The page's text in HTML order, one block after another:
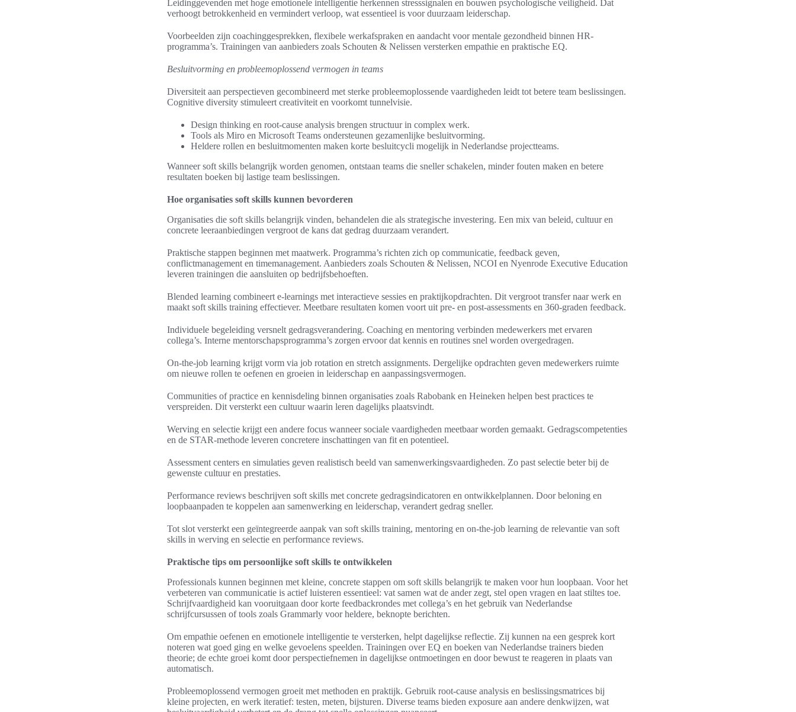
Leidinggevenden met hoge emotionele intelligentie herkennen stresssignalen en bouwen psychologische veiligheid. Dat
verhoogt betrokkenheid en vermindert verloop, wat essentieel is voor duurzaam leiderschap.
Voorbeelden zijn coachinggesprekken, flexibele werkafspraken en aandacht voor mentale gezondheid binnen HR-
programma’s. Trainingen van aanbieders zoals Schouten & Nelissen versterken empathie en praktische EQ.
Besluitvorming en probleemoplossend vermogen in teams
Diversiteit aan perspectieven gecombineerd met sterke probleemoplossende vaardigheden leidt tot betere team beslissingen.
Cognitive diversity stimuleert creativiteit en voorkomt tunnelvisie.
Design thinking en root-cause analysis brengen structuur in complex werk.
Tools als Miro en Microsoft Teams ondersteunen gezamenlijke besluitvorming.
Heldere rollen en besluitmomenten maken korte besluitcycli mogelijk in Nederlandse projectteams.
Wanneer soft skills belangrijk worden genomen, ontstaan teams die sneller schakelen, minder fouten maken en betere
resultaten boeken bij lastige team beslissingen.
Hoe organisaties soft skills kunnen bevorderen
Organisaties die soft skills belangrijk vinden, behandelen die als strategische investering. Een mix van beleid, cultuur en
concrete leeraanbiedingen vergroot de kans dat gedrag duurzaam verandert.
Praktische stappen beginnen met maatwerk. Programma’s richten zich op communicatie, feedback geven,
conflictmanagement en timemanagement. Aanbieders zoals Schouten & Nelissen, NCOI en Nyenrode Executive Education
leveren trainingen die aansluiten op bedrijfsbehoeften.
Blended learning combineert e-learnings met interactieve sessies en praktijkopdrachten. Dit vergroot transfer naar werk en
maakt soft skills training effectiever. Meetbare resultaten komen voort uit pre- en post-assessments en 360-graden feedback.
Individuele begeleiding versnelt gedragsverandering. Coaching en mentoring verbinden medewerkers met ervaren
collega’s. Interne mentorschapsprogramma’s zorgen ervoor dat kennis en routines snel worden overgedragen.
On-the-job learning krijgt vorm via job rotation en stretch assignments. Dergelijke opdrachten geven medewerkers ruimte
om nieuwe rollen te oefenen en groeien in leiderschap en aanpassingsvermogen.
Communities of practice en kennisdeling binnen organisaties zoals Rabobank en Heineken helpen best practices te
verspreiden. Dit versterkt een cultuur waarin leren dagelijks plaatsvindt.
Werving en selectie krijgt een andere focus wanneer sociale vaardigheden meetbaar worden gemaakt. Gedragscompetenties
en de STAR-methode leveren concretere inschattingen van fit en potentieel.
Assessment centers en simulaties geven realistisch beeld van samenwerkingsvaardigheden. Zo past selectie beter bij de
gewenste cultuur en prestaties.
Performance reviews beschrijven soft skills met concrete gedragsindicatoren en ontwikkelplannen. Door beloning en
loopbaanpaden te koppelen aan samenwerking en leiderschap, verandert gedrag sneller.
Tot slot versterkt een geïntegreerde aanpak van soft skills training, mentoring en on-the-job learning de relevantie van soft
skills in werving en selectie en performance reviews.
Praktische tips om persoonlijke soft skills te ontwikkelen
Professionals kunnen beginnen met kleine, concrete stappen om soft skills belangrijk te maken voor hun loopbaan. Voor het
verbeteren van communicatie is actief luisteren essentieel: vat samen wat de ander zegt, stel open vragen en laat stiltes toe.
Schrijfvaardigheid kan vooruitgaan door korte feedbackrondes met collega’s en het gebruik van Nederlandse
schrijfcursussen of tools zoals Grammarly voor heldere, beknopte berichten.
Om empathie oefenen en emotionele intelligentie te versterken, helpt dagelijkse reflectie. Zij kunnen na een gesprek kort
noteren wat goed ging en welke gevoelens speelden. Trainingen over EQ en boeken van Nederlandse trainers bieden
theorie; de echte groei komt door perspectiefnemen in dagelijkse ontmoetingen en door bewust te reageren in plaats van
automatisch.
Probleemoplossend vermogen groeit met methoden en praktijk. Gebruik root-cause analysis en beslissingsmatrices bij
kleine projecten, en werk iteratief: testen, meten, bijsturen. Diverse teams bieden exposure aan andere denkwijzen, wat